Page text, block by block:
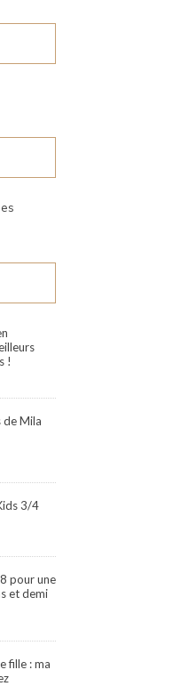
!
de Mila
3/4
pour une
et demi
fille : ma